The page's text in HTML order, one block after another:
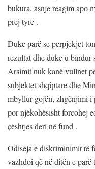
bukura, asnje reagim apo
prej tyre .
Duke parë se perpjekjet
rezultat dhe duke u
Arsimit nuk kanë vullnet
subjektet shqiptare dhe
mbyllur gojën, zhgënjimi i
por njëkohësisht forcohej
çështjes deri në fund .
Odiseja e diskriminimit të
vazhdoi që në ditën e